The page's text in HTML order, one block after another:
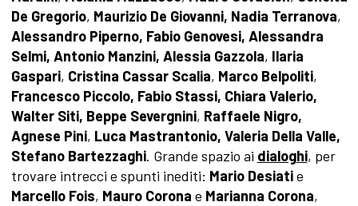
De Gregorio, Maurizio De Giovanni, Nadia Terranova,
Alessandro Piperno, Fabio Genovesi, Alessandra
Selmi, Antonio Manzini, Alessia Gazzola, Ilaria
Gaspari, Cristina Cassar Scalia, Marco Belpoliti,
Francesco Piccolo, Fabio Stassi, Chiara Valerio,
Walter Siti, Beppe Severgnini, Raffaele Nigro,
Agnese Pini, Luca Mastrantonio, Valeria Della Valle,
Stefano Bartezzaghi. Grande spazio ai dialoghi, per
trovare intrecci e spunti inediti: Mario Desiatie
Marcello Fois, Mauro Corona e Marianna Corona,